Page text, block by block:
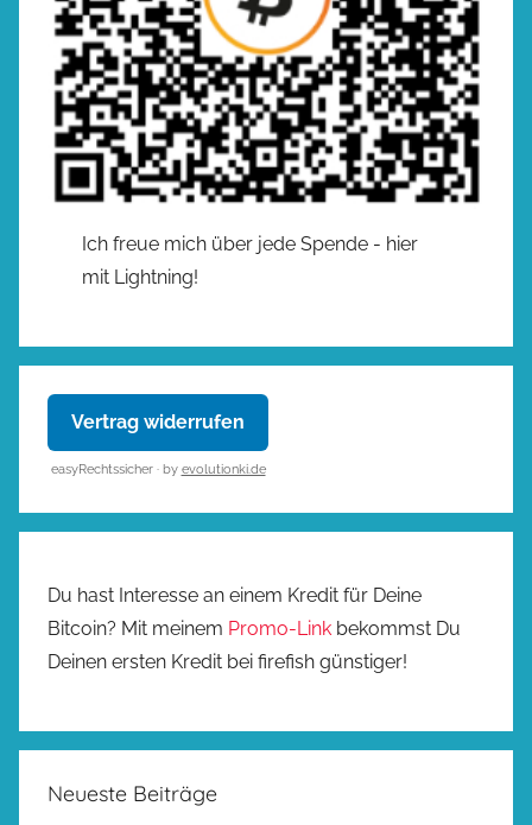
Ich freue mich über jede Spende - hier
mit Lightning!
Vertrag widerrufen
easyRechtssicher · by evolutionki.de
Du hast Interesse an einem Kredit für Deine
Bitcoin? Mit meinem Promo-Link bekommst Du
Deinen ersten Kredit bei firefish günstiger!
Neueste Beiträge